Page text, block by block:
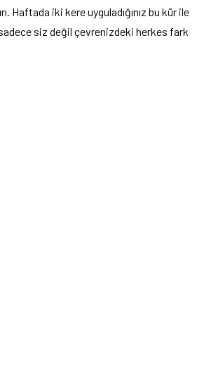
Haftada iki kere uyguladığınız bu kür ile
siz değil çevrenizdeki herkes fark